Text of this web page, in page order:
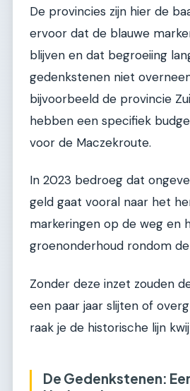
De provincies zijn hier de
ervoor dat de blauwe
blijven en dat begroeiing
gedenkstenen niet
bijvoorbeeld de provincie
hebben een specifiek
voor de Maczekroute.
In 2023 bedroeg dat
geld gaat vooral naar het
markeringen op de weg en
groenonderhoud rondom
Zonder deze inzet zouden
een paar jaar slijten of
raak je de historische lijn
De Gedenkstenen: